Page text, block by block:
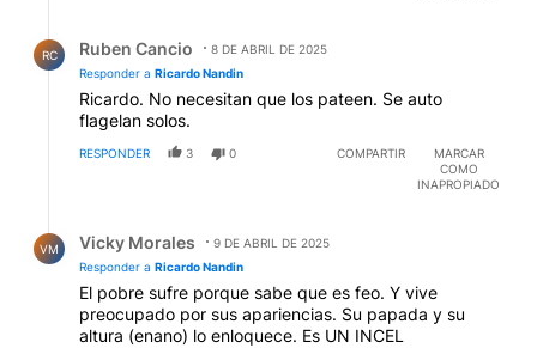
RC Ruben Cancio
8 DE ABRIL DE 2025
Responder a Ricardo Nandin
Ricardo. No necesitan que los pateen. Se auto
flagelan solos.
RESPONDER 3 0 COMPARTIR
MARCAR
COMO
INAPROPIADO
VM Vicky Morales
9 DE ABRIL DE 2025
Responder a Ricardo Nandin
El pobre sufre porque sabe que es feo. Y vive
preocupado por sus apariencias. Su papada y su
altura (enano) lo enloquece. Es UN INCEL